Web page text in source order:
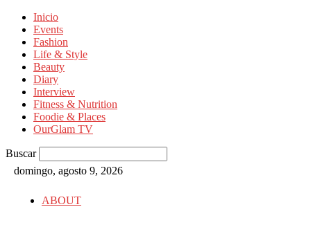
Inicio
Events
Fashion
Life & Style
Beauty
Diary
Interview
Fitness & Nutrition
Foodie & Places
OurGlam TV
Buscar
domingo, agosto 9, 2026
ABOUT